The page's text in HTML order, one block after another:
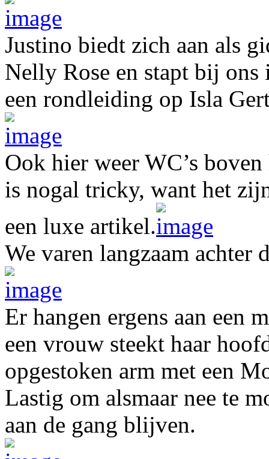
Justino biedt zich aan als
Nelly Rose en stapt bij
een rondleiding op Isla
Ook hier weer WC’s
is nogal tricky, want het
een luxe artikel.
We varen langzaam achter
Er hangen ergens aan een
een vrouw steekt haar
opgestoken arm met een
Lastig om alsmaar nee te
aan de gang blijven.